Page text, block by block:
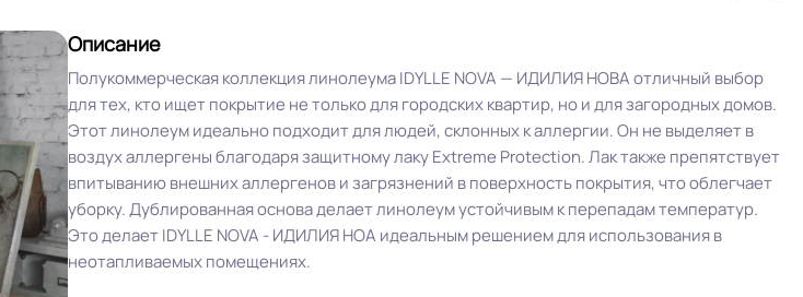
Описание
Полукоммерческая коллекция линолеума IDYLLE NOVA — ИДИЛИЯ НОВА отличный выбор
для тех, кто ищет покрытие не только для городских квартир, но и для загородных домов.
Этот линолеум идеально подходит для людей, склонных к аллергии. Он не выделяет в
воздух аллергены благодаря защитному лаку Extreme Protection. Лак также препятствует
впитыванию внешних аллергенов и загрязнений в поверхность покрытия, что облегчает
уборку. Дублированная основа делает линолеум устойчивым к перепадам температур.
Это делает IDYLLE NOVA - ИДИЛИЯ НОА идеальным решением для использования в
неотапливаемых помещениях.